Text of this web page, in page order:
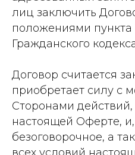
лиц заключить
положениями пункта
Гражданского
Договор считается
приобретает силу с
Сторонами
настоящей Оферте,
безоговорочное, а